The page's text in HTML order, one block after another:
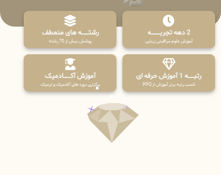
2 دهه تجربـــــــــه
آموزش علوم مراقبتی زیبایی
رشتـــــــه های منعطف
پوشش بیش از 70 رشته
رتبــــــه 1 آموزش حرفه ای
کسب رتبه برتر آموزش از PPQ
آموزش آکـــــــادمیک
برگزاری دوره های آکادمیک و ترمیک